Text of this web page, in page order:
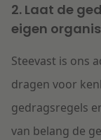
2. Laat de
eigen
Steevast is ons
dragen voor
gedragsregels
van belang de